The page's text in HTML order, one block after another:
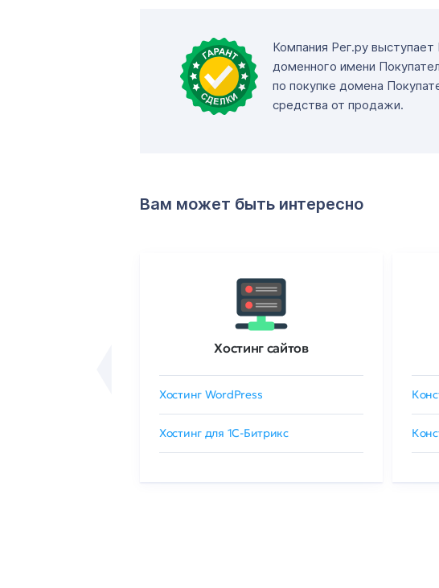
Компания Рег.ру
доменного имени
по покупке домена
средства от продажи.
Вам может быть интересно
Хостинг сайтов
Хостинг WordPress
Хостинг для 1C-Битрикс